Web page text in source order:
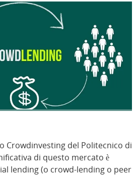
Crowdinvesting del Politecnico di
di questo mercato è
lending (o crowd-lending o peer